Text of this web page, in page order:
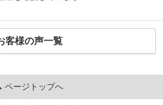
客様の声一覧
ページトップへ